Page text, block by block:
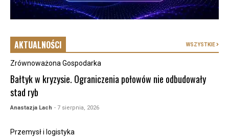
AKTUALNOŚCI WSZYSTKIE
Zrównoważona Gospodarka
Bałtyk w kryzysie. Ograniczenia połowów nie odbudowały
stad ryb
Anastazja Lach - 7 sierpnia, 2026
Przemysł i logistyka